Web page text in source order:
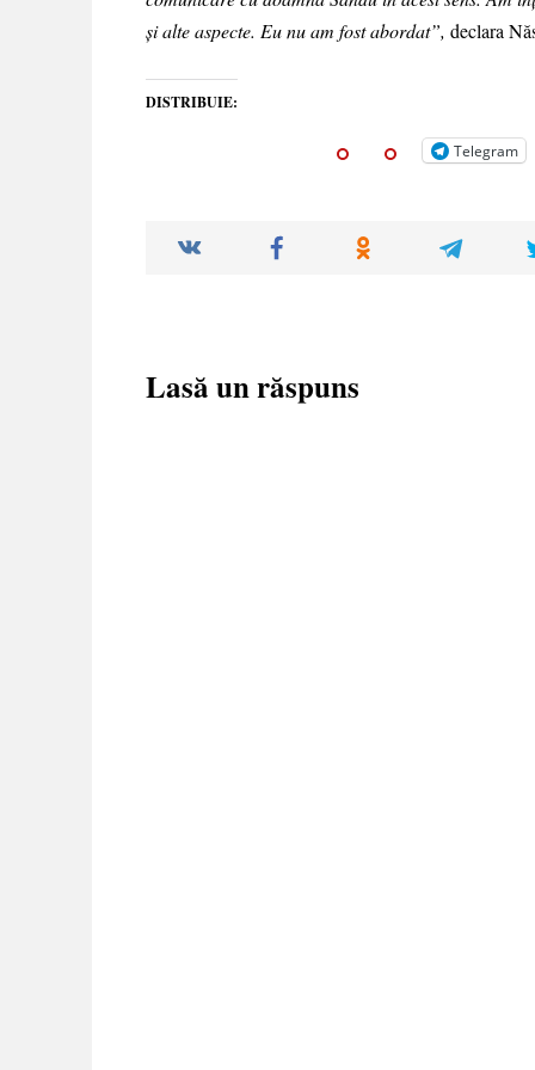
și alte aspecte. Eu nu am fost abordat”, declara
DISTRIBUIE:
Telegram
Lasă un răspuns